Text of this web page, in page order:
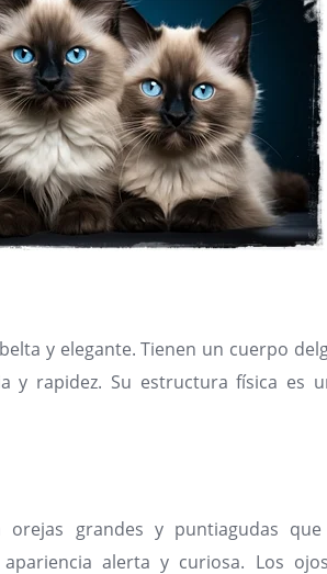
y elegante. Tienen un cuerpo
y rapidez. Su estructura física es
grandes y puntiagudas
alerta y curiosa. Los